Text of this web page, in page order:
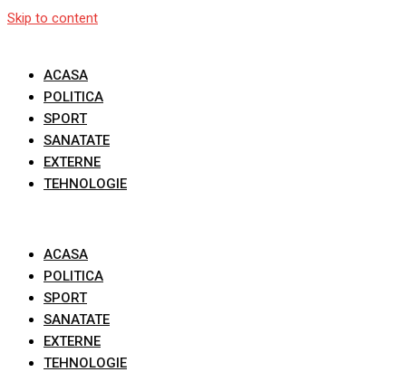
Skip to content
ACASA
POLITICA
SPORT
SANATATE
EXTERNE
TEHNOLOGIE
ACASA
POLITICA
SPORT
SANATATE
EXTERNE
TEHNOLOGIE